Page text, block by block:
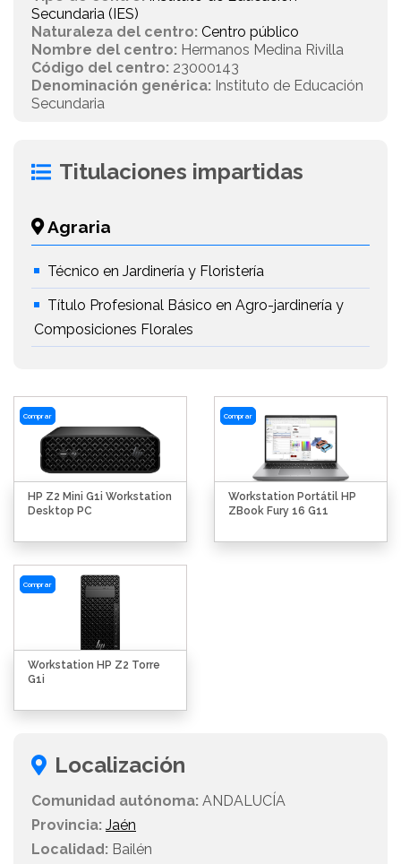
Secundaria (IES)
Naturaleza del centro: Centro público
Nombre del centro: Hermanos Medina Rivilla
Código del centro: 23000143
Denominación genérica: Instituto de Educación
Secundaria
Titulaciones impartidas
Agraria
Técnico en Jardinería y Floristería
Título Profesional Básico en Agro-jardinería y
Composiciones Florales
Comprar
HP Z2 Mini G1i Workstation
Desktop PC
Comprar
Workstation Portátil HP
ZBook Fury 16 G11
Comprar
Workstation HP Z2 Torre
G1i
Localización
Comunidad autónoma: ANDALUCÍA
Provincia: Jaén
Localidad: Bailén